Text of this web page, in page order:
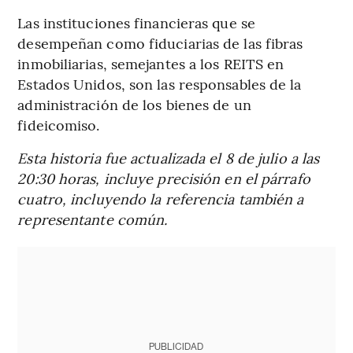
Las instituciones financieras que se
desempeñan como fiduciarias de las fibras
inmobiliarias, semejantes a los REITS en
Estados Unidos, son las responsables de la
administración de los bienes de un
fideicomiso.
Esta historia fue actualizada el 8 de julio a las
20:30 horas, incluye precisión en el párrafo
cuatro, incluyendo la referencia también a
representante común.
PUBLICIDAD